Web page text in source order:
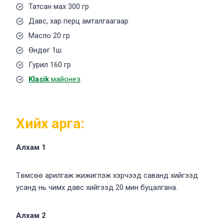
Татсан мах 300 гр
Давс, хар перц амталгаагаар
Масло 20 гр
Өндөг 1ш
Гурил 160 гр
Klasik майонез
Хийх арга:
Алхам 1
Төмсөө арилгаж жижиглэж хэрчээд саванд хийгээд
усанд нь чимх давс хийгээд 20 мин буцалгана.
Алхам 2